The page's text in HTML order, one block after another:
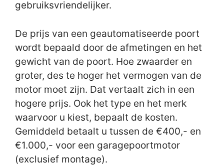
gebruiksvriendelijker.
De prijs van een geautomatiseerde poort
wordt bepaald door de afmetingen en het
gewicht van de poort. Hoe zwaarder en
groter, des te hoger het vermogen van de
motor moet zijn. Dat vertaalt zich in een
hogere prijs. Ook het type en het merk
waarvoor u kiest, bepaalt de kosten.
Gemiddeld betaalt u tussen de €400,- en
€1.000,- voor een garagepoortmotor
(exclusief montage).